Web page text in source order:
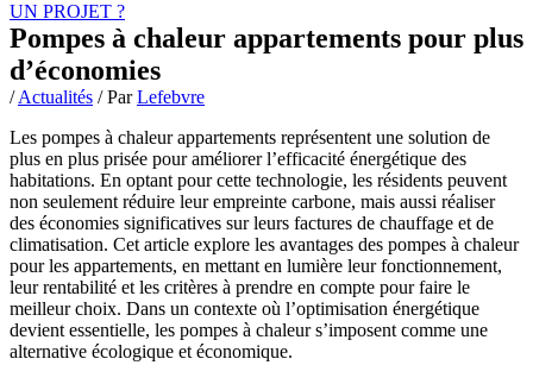
UN PROJET ?
Pompes à chaleur appartements pour plus
d’économies
/Actualités / ParLefebvre
Les pompes à chaleur appartements représentent une solution de
plus en plus prisée pour améliorer l’efficacité énergétique des
habitations. En optant pour cette technologie, les résidents peuvent
non seulement réduire leur empreinte carbone, mais aussi réaliser
des économies significatives sur leurs factures de chauffage et de
climatisation. Cet article explore les avantages des pompes à chaleur
pour les appartements, en mettant en lumière leur fonctionnement,
leur rentabilité et les critères à prendre en compte pour faire le
meilleur choix. Dans un contexte où l’optimisation énergétique
devient essentielle, les pompes à chaleur s’imposent comme une
alternative écologique et économique.